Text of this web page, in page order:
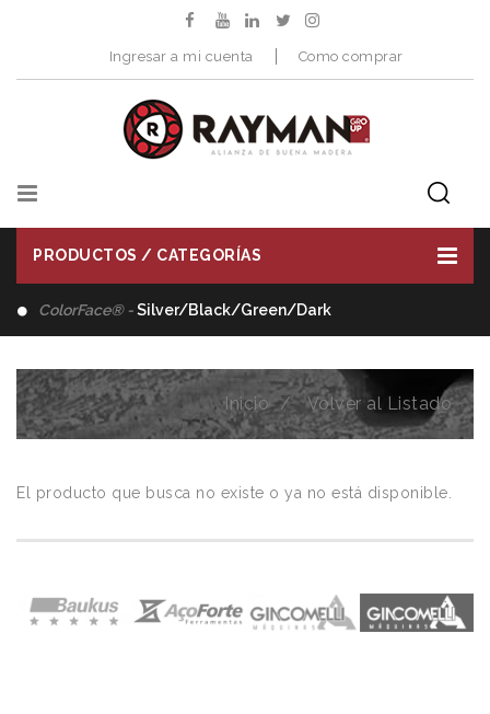
Ingresar a mi cuenta Como comprar
PRODUCTOS / CATEGORÍAS
ColorFace® -Silver/Black/Green/Dark
Inicio Volver al Listado
El producto que busca no existe o ya no está disponible.